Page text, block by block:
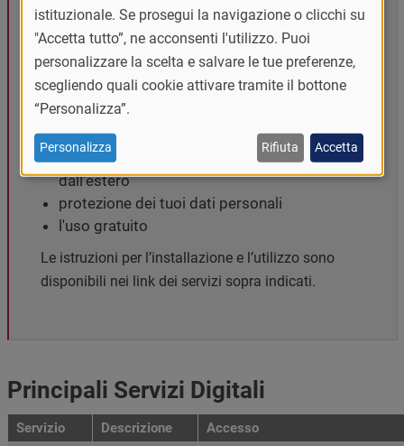
connessione criptata, seleziona "Università di
Pavia" dall'elenco)
Proxy Bib
Entrambe le opzioni ti garantiscono:
una connessione sicura e cifrata
l’accesso ai servizi dell’Ateneo anche
dall’estero
protezione dei tuoi dati personali
l'uso gratuito
Le istruzioni per l’installazione e l’utilizzo sono
disponibili nei link dei servizi sopra indicati.
Principali Servizi Digitali
Servizio Descrizione Accesso
istituzionale. Se prosegui la navigazione o clicchi su
"Accetta tutto”, ne acconsenti l'utilizzo. Puoi
personalizzare la scelta e salvare le tue preferenze,
scegliendo quali cookie attivare tramite il bottone
“Personalizza”.
Personalizza Rifiuta Accetta